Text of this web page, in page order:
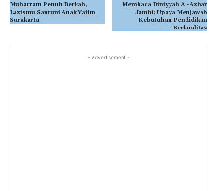
Muharram Penuh Berkah,
Lazismu Santuni Anak Yatim
Surakarta
Membaca Diniyyah Al-Azhar
Jambi: Upaya Menjawab
Kebutuhan Pendidikan
Berkualitas
- Advertisement -